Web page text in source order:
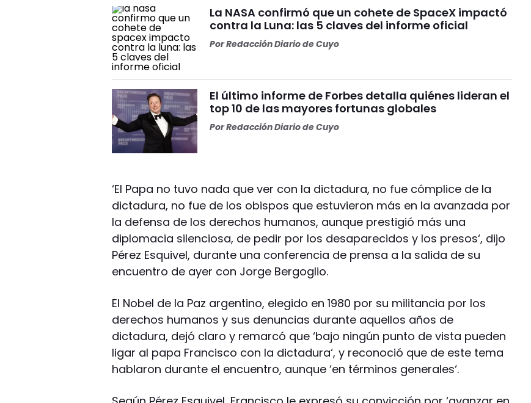
La NASA confirmó que un cohete de SpaceX impactó
contra la Luna: las 5 claves del informe oficial
PorRedacción Diario de Cuyo
El último informe de Forbes detalla quiénes lideran el
top 10 de las mayores fortunas globales
PorRedacción Diario de Cuyo
‘El Papa no tuvo nada que ver con la dictadura, no fue cómplice de la
dictadura, no fue de los obispos que estuvieron más en la avanzada por
la defensa de los derechos humanos, aunque prestigió más una
diplomacia silenciosa, de pedir por los desaparecidos y los presos‘, dijo
Pérez Esquivel, durante una conferencia de prensa a la salida de su
encuentro de ayer con Jorge Bergoglio.
El Nobel de la Paz argentino, elegido en 1980 por su militancia por los
derechos humanos y sus denuncias durante aquellos años de
dictadura, dejó claro y remarcó que ‘bajo ningún punto de vista pueden
ligar al papa Francisco con la dictadura‘, y reconoció que de este tema
hablaron durante el encuentro, aunque ‘en términos generales‘.